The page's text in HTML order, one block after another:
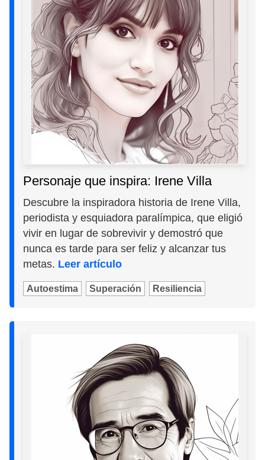
Personaje que inspira: Irene Villa
Descubre la inspiradora historia de Irene Villa,
periodista y esquiadora paralímpica, que eligió
vivir en lugar de sobrevivir y demostró que
nunca es tarde para ser feliz y alcanzar tus
metas. Leer artículo
Autoestima Superación Resiliencia